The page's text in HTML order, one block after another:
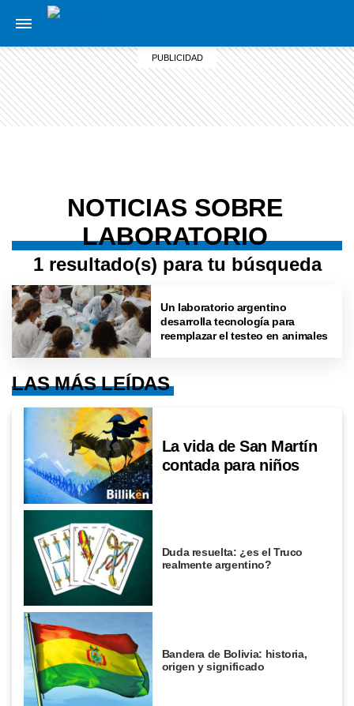
NOTICIAS SOBRE
LABORATORIO
1 resultado(s) para tu búsqueda
Un laboratorio argentino
desarrolla tecnología para
reemplazar el testeo en animales
LAS MÁS LEÍDAS
La vida de San Martín
contada para niños
Duda resuelta: ¿es el Truco
realmente argentino?
Bandera de Bolivia: historia,
origen y significado